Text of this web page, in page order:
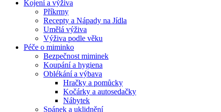
Kojení a výživa
Příkrmy
Recepty a Nápady na Jídla
Umělá výživa
Výživa podle věku
Péče o miminko
Bezpečnost miminek
Koupání a hygiena
Oblékání a výbava
Hračky a pomůcky
Kočárky a autosedačky
Nábytek
Spánek a uklidnění